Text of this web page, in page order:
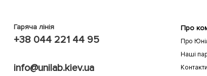
Гаряча лінія
+38 044 221 44 95
info@unilab.kiev.ua
Про
Про
Наші
Контакти